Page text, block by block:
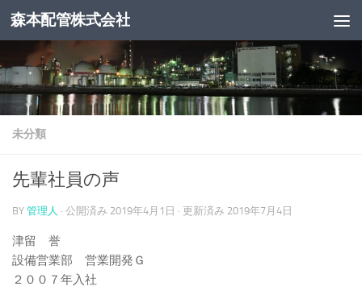
コンテンツへスキップ
森本配管株式会社
未分類
先輩社員の声
BY 管理人 · 公開済み 2019年4月1日 · 更新済み 2019年7月4日
津留 誉
設備営業部 営業開発Ｇ
２００７年入社